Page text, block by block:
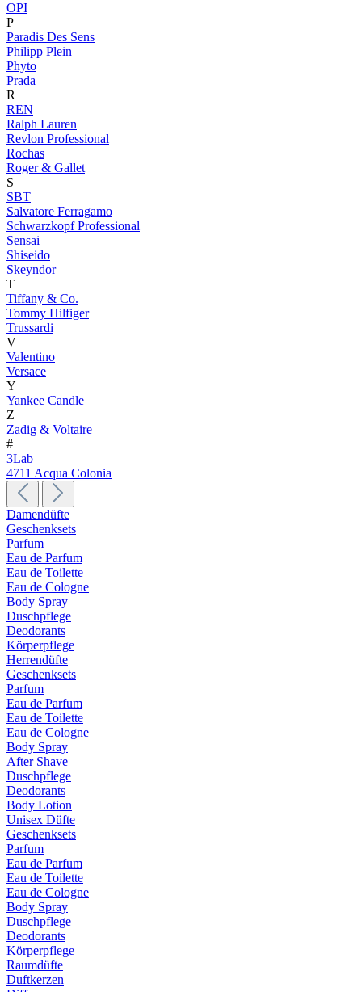
OPI
P
Paradis Des Sens
Philipp Plein
Phyto
Prada
R
REN
Ralph Lauren
Revlon Professional
Rochas
Roger & Gallet
S
SBT
Salvatore Ferragamo
Schwarzkopf Professional
Sensai
Shiseido
Skeyndor
T
Tiffany & Co.
Tommy Hilfiger
Trussardi
V
Valentino
Versace
Y
Yankee Candle
Z
Zadig & Voltaire
#
3Lab
4711 Acqua Colonia
Damendüfte
Geschenksets
Parfum
Eau de Parfum
Eau de Toilette
Eau de Cologne
Body Spray
Duschpflege
Deodorants
Körperpflege
Herrendüfte
Geschenksets
Parfum
Eau de Parfum
Eau de Toilette
Eau de Cologne
Body Spray
After Shave
Duschpflege
Deodorants
Body Lotion
Unisex Düfte
Geschenksets
Parfum
Eau de Parfum
Eau de Toilette
Eau de Cologne
Body Spray
Duschpflege
Deodorants
Körperpflege
Raumdüfte
Duftkerzen